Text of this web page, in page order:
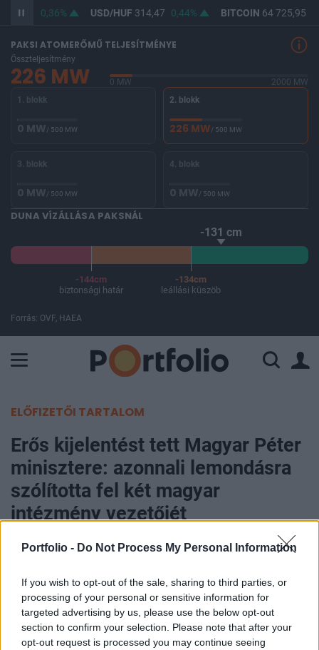
Portfolio - Do Not Process My Personal Information
If you wish to opt-out of the sale, sharing to third parties, or
processing of your personal or sensitive information for
targeted advertising by us, please use the below opt-out
section to confirm your selection. Please note that after your
opt-out request is processed you may continue seeing
363,05 0,36% USD/HUF314,47 0,44% BITCOIN64 725,95
PAKSI ATOMERŐMŰ TELJESÍTMÉNYE
Összteljesítmény
226 MW 0 MW
2000 MW
1. blokk
0 MW/ 500 MW
2. blokk
226 MW/ 500 MW
3. blokk
0 MW/ 500 MW
4. blokk
0 MW/ 500 MW
DUNA VÍZÁLLÁSA PAKSNÁL
-131 cm
-144cm
biztonsági határ
-134cm
leállási küszöb
Forrás: OVF, HAEA
ELŐFIZETŐI TARTALOM
Erős kijelentést tett Magyar Péter
minisztere: azonnali lemondásra
szólította fel két magyar
intézmény vezetőjét
Portfolio
Tanács Zoltán tudományos és technológiai
miniszter lemondásra szólította fel a HUN-REN
kutatóhálózat elnökét és vezérigazgatóját.